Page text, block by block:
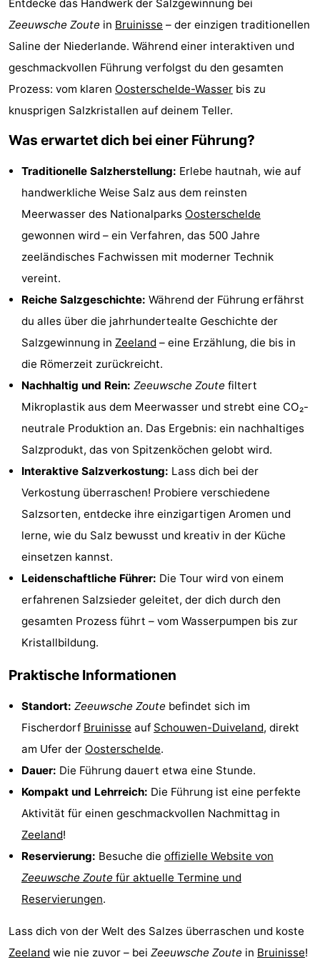
Buitenheem
-
Duinoord
-
Ginsterveld
-
Julianahoeve
-
Livingstone
-
Resort
Haamstede
Résidence
Hof
van
Haamstede
Schouwen
Schouwse
Valleien
Wijde
Blick
Zeeuwse
Kust
Hof
van
Haamstede
Hotels
Zimmer
(mit
Frühstück)
Lastminutes
Strand
Sehen
tun
Museen
Denkmäler
Mühlen
Rundfahrten
Spielplätze
Indoor-
Spielplätze
-
Bowling
Minigolfplätze
Wellness-
Zentren
Dörfer
Städte
Führungen
Entdecke das Handwerk der Salzgewinnung bei
Zeeuwsche Zoute in Bruinisse – der einzigen traditionellen
Saline der Niederlande. Während einer interaktiven und
geschmackvollen Führung verfolgst du den gesamten
Prozess: vom klaren Oosterschelde-Wasser bis zu
knusprigen Salzkristallen auf deinem Teller.
Was erwartet dich bei einer Führung?
Traditionelle Salzherstellung: Erlebe hautnah, wie auf
handwerkliche Weise Salz aus dem reinsten
Meerwasser des Nationalparks Oosterschelde
gewonnen wird – ein Verfahren, das 500 Jahre
zeeländisches Fachwissen mit moderner Technik
vereint.
Reiche Salzgeschichte: Während der Führung erfährst
du alles über die jahrhundertealte Geschichte der
Salzgewinnung in Zeeland – eine Erzählung, die bis in
die Römerzeit zurückreicht.
Nachhaltig und Rein: Zeeuwsche Zoute filtert
Mikroplastik aus dem Meerwasser und strebt eine CO₂-
neutrale Produktion an. Das Ergebnis: ein nachhaltiges
Salzprodukt, das von Spitzenköchen gelobt wird.
Interaktive Salzverkostung: Lass dich bei der
Verkostung überraschen! Probiere verschiedene
Salzsorten, entdecke ihre einzigartigen Aromen und
lerne, wie du Salz bewusst und kreativ in der Küche
einsetzen kannst.
Leidenschaftliche Führer: Die Tour wird von einem
erfahrenen Salzsieder geleitet, der dich durch den
gesamten Prozess führt – vom Wasserpumpen bis zur
Kristallbildung.
Praktische Informationen
Standort: Zeeuwsche Zoute befindet sich im
Fischerdorf Bruinisse auf Schouwen-Duiveland, direkt
am Ufer der Oosterschelde.
Dauer: Die Führung dauert etwa eine Stunde.
Kompakt und Lehrreich: Die Führung ist eine perfekte
Aktivität für einen geschmackvollen Nachmittag in
Zeeland!
Reservierung: Besuche die offizielle Website von
Zeeuwsche Zoute für aktuelle Termine und
Reservierungen.
Lass dich von der Welt des Salzes überraschen und koste
Zeeland wie nie zuvor – bei Zeeuwsche Zoute in Bruinisse!